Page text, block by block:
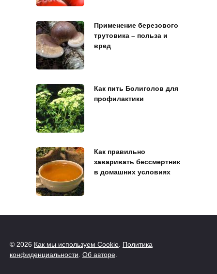
Применение березового
трутовика – польза и
вред
Как пить Болиголов для
профилактики
Как правильно
заваривать бессмертник
в домашних условиях
© 2026 Как мы используем Cookie Политика
конфиденциальности Об авторе